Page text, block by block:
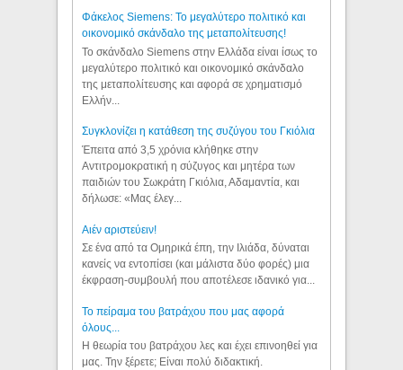
Φάκελος Siemens: Το μεγαλύτερο πολιτικό και
οικονομικό σκάνδαλο της μεταπολίτευσης!
Το σκάνδαλο Siemens στην Ελλάδα είναι ίσως το
μεγαλύτερο πολιτικό και οικονομικό σκάνδαλο
της μεταπολίτευσης και αφορά σε χρηματισμό
Ελλήν...
Συγκλονίζει η κατάθεση της συζύγου του Γκιόλια
Έπειτα από 3,5 χρόνια κλήθηκε στην
Αντιτρομοκρατική η σύζυγος και μητέρα των
παιδιών του Σωκράτη Γκιόλια, Αδαμαντία, και
δήλωσε: «Μας έλεγ...
Aιέν αριστεύειν!
Σε ένα από τα Ομηρικά έπη, την Ιλιάδα, δύναται
κανείς να εντοπίσει (και μάλιστα δύο φορές) μια
έκφραση-συμβουλή που αποτέλεσε ιδανικό για...
Το πείραμα του βατράχου που μας αφορά
όλους...
Η θεωρία του βατράχου λες και έχει επινοηθεί για
μας. Την ξέρετε; Είναι πολύ διδακτική.